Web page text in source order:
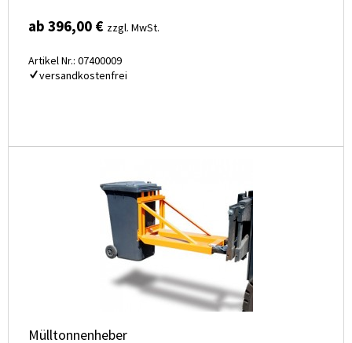
ab 396,00 € zzgl. MwSt.
Artikel Nr.: 07400009
versandkostenfrei
Mülltonnenheber